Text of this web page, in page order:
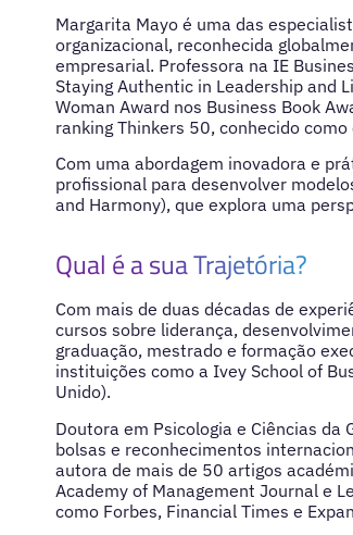
Margarita Mayo é uma das
organizacional, reconhecida
empresarial. Professora na IE
Staying Authentic in Leadership and
Woman Award nos Business Book
ranking Thinkers 50, conhecido
Com uma abordagem inovadora e
profissional para desenvolver
and Harmony), que explora uma
Qual é a sua Trajetória?
Com mais de duas décadas de
cursos sobre liderança,
graduação, mestrado e formação
instituições como a Ivey School of
Unido).
Doutora em Psicologia e Ciências da
bolsas e reconhecimentos
autora de mais de 50 artigos
Academy of Management Journal e
como Forbes, Financial Times e